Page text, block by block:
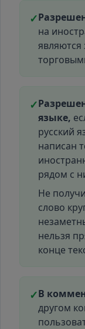
✓
на
✓
языке,
русский
написан
рядом с
Не
слово
нельзя
конце
✓В
другом